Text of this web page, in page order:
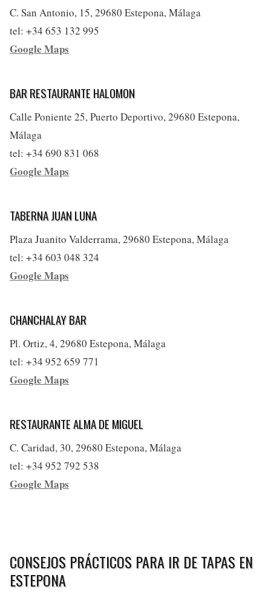
C. San Antonio, 15, 29680 Estepona, Málaga
tel: +34 653 132 995
Google Maps
BAR RESTAURANTE HALOMON
Calle Poniente 25, Puerto Deportivo, 29680 Estepona,
Málaga
tel: +34 690 831 068
Google Maps
TABERNA JUAN LUNA
Plaza Juanito Valderrama, 29680 Estepona, Málaga
tel: +34 603 048 324
Google Maps
CHANCHALAY BAR
Pl. Ortiz, 4, 29680 Estepona, Málaga
tel: +34 952 659 771
Google Maps
RESTAURANTE ALMA DE MIGUEL
C. Caridad, 30, 29680 Estepona, Málaga
tel: +34 952 792 538
Google Maps
CONSEJOS PRÁCTICOS PARA IR DE TAPAS EN
ESTEPONA